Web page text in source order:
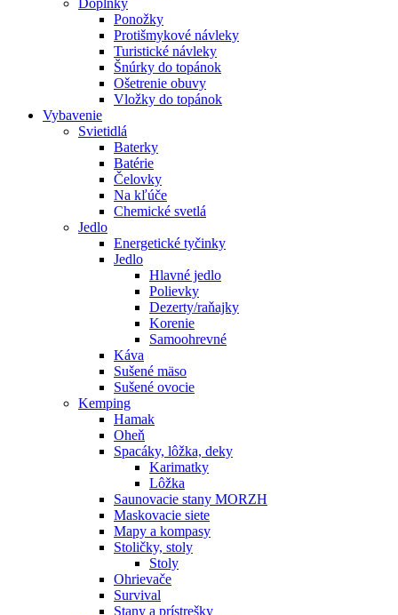
Ponožky
Protišmykové návleky
Turistické návleky
Šnúrky do topánok
Ošetrenie obuvy
Vložky do topánok
Vybavenie
Svietidlá
Baterky
Batérie
Čelovky
Na kľúče
Chemické svetlá
Jedlo
Energetické tyčinky
Jedlo
Hlavné jedlo
Polievky
Dezerty/raňajky
Korenie
Samoohrevné
Káva
Sušené mäso
Sušené ovocie
Kemping
Hamak
Oheň
Spacáky, lôžka, deky
Karimatky
Lôžka
Saunovacie stany MORZH
Maskovacie siete
Mapy a kompasy
Stoličky, stoly
Stoly
Ohrievače
Survival
Stany a prístrešky